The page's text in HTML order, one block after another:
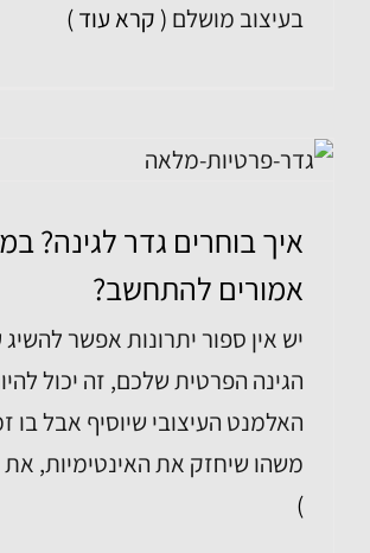
בעיצוב מושלם ( קרא עוד )
איך בוחרים גדר לגינה?
אמורים להתחשב?
יש אין ספור יתרונות אפשר להשיג
הגינה הפרטית שלכם, זה יכול
האלמנט העיצובי שיוסיף אבל בו
משהו שיחזק את האינטימיות, את
)